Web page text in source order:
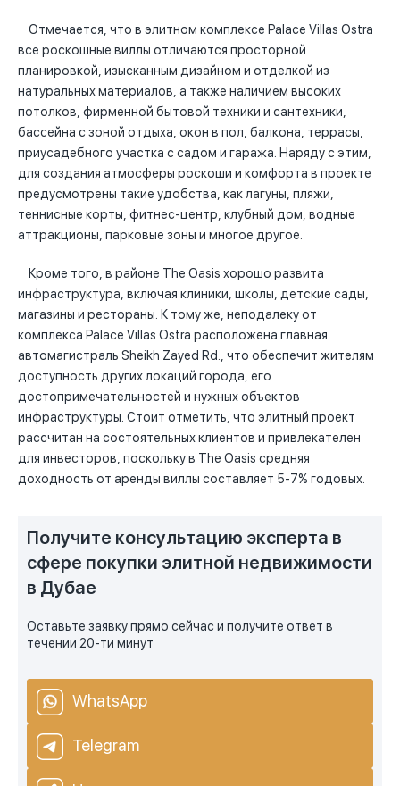
Отмечается, что в элитном комплексе Palace Villas Ostra
все роскошные виллы отличаются просторной
планировкой, изысканным дизайном и отделкой из
натуральных материалов, а также наличием высоких
потолков, фирменной бытовой техники и сантехники,
бассейна с зоной отдыха, окон в пол, балкона, террасы,
приусадебного участка с садом и гаража. Наряду с этим,
для создания атмосферы роскоши и комфорта в проекте
предусмотрены такие удобства, как лагуны, пляжи,
теннисные корты, фитнес-центр, клубный дом, водные
аттракционы, парковые зоны и многое другое.
Кроме того, в районе The Oasis хорошо развита
инфраструктура, включая клиники, школы, детские сады,
магазины и рестораны. К тому же, неподалеку от
комплекса Palace Villas Ostra расположена главная
автомагистраль Sheikh Zayed Rd., что обеспечит жителям
доступность других локаций города, его
достопримечательностей и нужных объектов
инфраструктуры. Стоит отметить, что элитный проект
рассчитан на состоятельных клиентов и привлекателен
для инвесторов, поскольку в The Oasis средняя
доходность от аренды виллы составляет 5-7% годовых.
Получите консультацию эксперта в
сфере покупки элитной недвижимости
в Дубае
Оставьте заявку прямо сейчас и получите ответ в
течении 20-ти минут
WhatsApp
Telegram